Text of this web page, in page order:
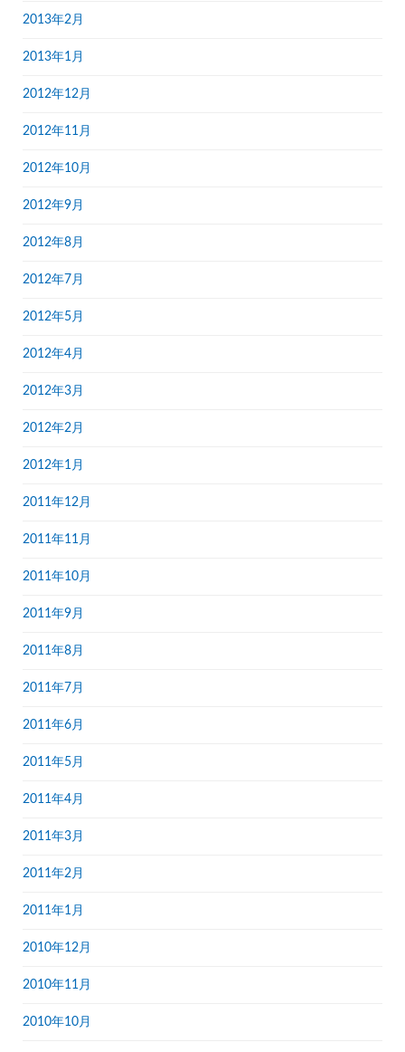
2013年2月
2013年1月
2012年12月
2012年11月
2012年10月
2012年9月
2012年8月
2012年7月
2012年5月
2012年4月
2012年3月
2012年2月
2012年1月
2011年12月
2011年11月
2011年10月
2011年9月
2011年8月
2011年7月
2011年6月
2011年5月
2011年4月
2011年3月
2011年2月
2011年1月
2010年12月
2010年11月
2010年10月